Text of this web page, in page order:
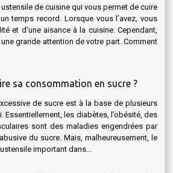
ustensile de cuisine qui vous permet de cuire
temps record. Lorsque vous l’avez, vous
et d’une aisance à la cuisine. Cependant,
grande attention de votre part. Comment
sa consommation en sucre ?
de sucre est à la base de plusieurs
Essentiellement, les diabètes, l’obésité, des
sont des maladies engendrées par
du sucre. Mais, malheureusement, le
important dans...